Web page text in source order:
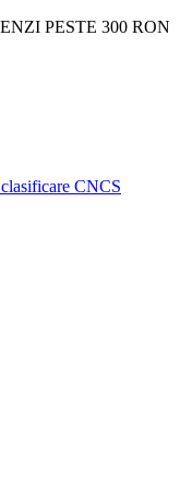
PESTE 300 RON
CNCS